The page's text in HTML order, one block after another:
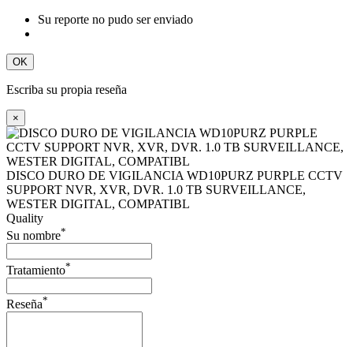
Su reporte no pudo ser enviado
OK
Escriba su propia reseña
×
DISCO DURO DE VIGILANCIA WD10PURZ PURPLE CCTV
SUPPORT NVR, XVR, DVR. 1.0 TB SURVEILLANCE,
WESTER DIGITAL, COMPATIBL
Quality
Su nombre*
Tratamiento*
Reseña*